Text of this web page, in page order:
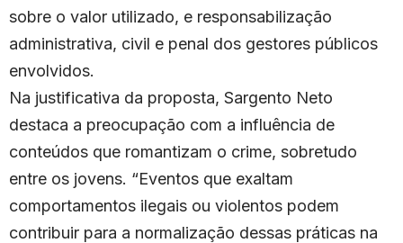
sobre o valor utilizado, e responsabilização
administrativa, civil e penal dos gestores públicos
envolvidos.
Na justificativa da proposta, Sargento Neto
destaca a preocupação com a influência de
conteúdos que romantizam o crime, sobretudo
entre os jovens. “Eventos que exaltam
comportamentos ilegais ou violentos podem
contribuir para a normalização dessas práticas na